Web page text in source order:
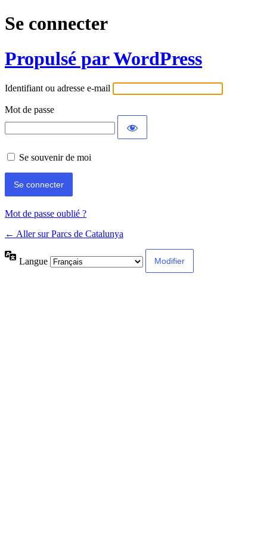
Se connecter
Propulsé par WordPress
Identifiant ou adresse e-mail
Mot de passe
Se souvenir de moi
Mot de passe oublié ?
← Aller sur Parcs de Catalunya
Langue